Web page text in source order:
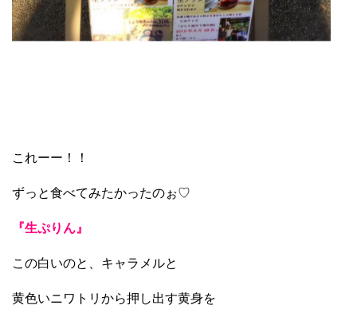
これーー！！
ずっと食べてみたかったのぉ♡
『生ぷりん』
この白いのと、キャラメルと
黄色いニワトリから押し出す黄身を